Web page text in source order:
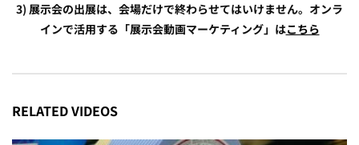
3) 展示会の出展は、会場だけで終わらせてはいけません。オンラ
インで活用する「展示会動画マーケティング」はこちら
RELATED VIDEOS